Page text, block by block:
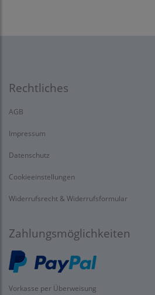
Rechtliches
AGB
Impressum
Datenschutz
Cookieeinstellungen
Widerrufsrecht & Widerrufsformular
Zahlungsmöglichkeiten
Vorkasse per Überweisung